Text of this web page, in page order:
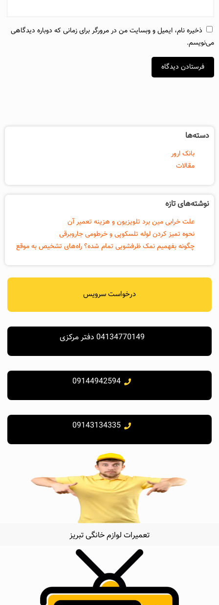
ذخیره نام، ایمیل و وبسایت من در مرورگر برای زمانی که دوباره دیدگاهی
می‌نویسم.
دسته‌ها
بانک ارور
مقالات
نوشته‌های تازه
علت خرابی مین برد تلویزیون و هزینه تعمیر آن
نحوه تمیز کردن لوله تلسکوپی و خرطومی جاروبرقی
چگونه بفهمیم نمک ظرفشویی تمام شده؟ راه‌های تشخیص به موقع
درخواست سرویس
04134770149 دفتر مرکزی
09144942594
09143134335
تعمیرات لوازم خانگی تبریز